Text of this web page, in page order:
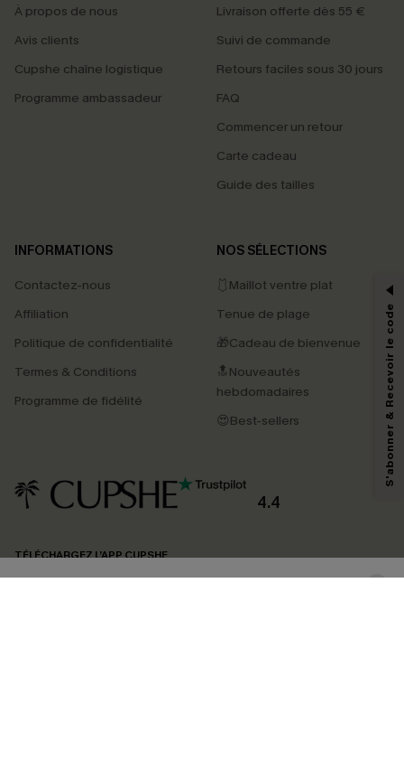
À propos de nous
Avis clients
Cupshe chaîne logistique
Programme ambassadeur
Livraison offerte dès 55 €
Suivi de commande
Retours faciles sous 30 jours
FAQ
Commencer un retour
Carte cadeau
Guide des tailles
INFORMATIONS
Contactez-nous
Affiliation
Politique de confidentialité
Termes & Conditions
Programme de fidélité
NOS SÉLECTIONS
🩱Maillot ventre plat
Tenue de plage
🎁Cadeau de bienvenue
🔝Nouveautés
hebdomadaires
😍Best-sellers
4.4
TÉLÉCHARGEZ L’APP CUPSHE
PROFITEZ DE -15%
-15% dès 2 Achetés par E-mail
*Un code par commande, valable une seule fois.
En soumettant votre adresse e-mail, vous acceptez de recevoir des e-mails
marketing (y compris du contenu généré par l'IA) de Cupshe et
reconnaissez avoir pris connaissance de nos
pouvons utiliser les données collectées sur notre site ainsi que des
produits susceptibles de vous intéresser, conformément à notre
Politique de
confidentialité
. Vous pouvez vous désabonner à tout moment.
S'abonner & Recevoir le code